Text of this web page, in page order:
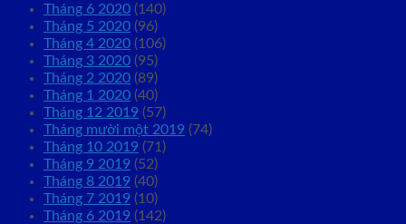
Tháng 6 2020 (140)
Tháng 5 2020 (96)
Tháng 4 2020 (106)
Tháng 3 2020 (95)
Tháng 2 2020 (89)
Tháng 1 2020 (40)
Tháng 12 2019 (57)
Tháng mười một 2019 (74)
Tháng 10 2019 (71)
Tháng 9 2019 (52)
Tháng 8 2019 (40)
Tháng 7 2019 (10)
Tháng 6 2019 (142)